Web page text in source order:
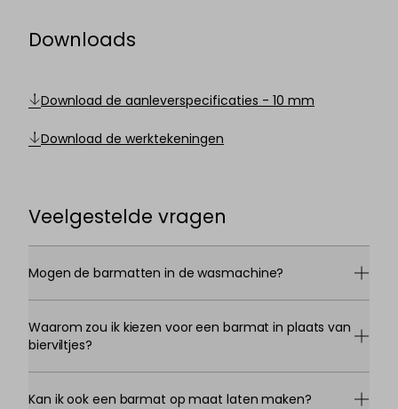
Downloads
Download de aanleverspecificaties - 10 mm
Download de werktekeningen
Veelgestelde vragen
Mogen de barmatten in de wasmachine?
Waarom zou ik kiezen voor een barmat in plaats van
bierviltjes?
Kan ik ook een barmat op maat laten maken?